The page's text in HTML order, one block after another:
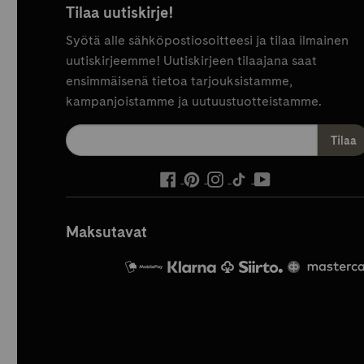
Tilaa uutiskirje!
Syötä alle sähköpostiosoitteesi ja tilaa ilmainen
uutiskirjeemme! Uutiskirjeen tilaajana saat
ensimmäisenä tietoa tarjouksistamme,
kampanjoistamme ja uutuustuotteistamme.
ulkoinen
palvelu,
ulkoinen
palvelu,
ulkoinen
palvelu,
ulkoinen
palvelu,
palvelu,
Maksutavat